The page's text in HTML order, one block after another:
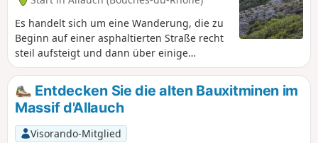
Es handelt sich um eine Wanderung, die zu
Beginn auf einer asphaltierten Straße recht
steil aufsteigt und dann über einige
Kilometer hinweg ziemlich steil weiterführt.
Anschließend folgt ein sanfter Abstieg mit
einigen etwas komplizierten, aber nicht allzu
schwierigen Passagen über Felsen. Der Weg
führt über angenehme Hochebenen mit
Entdecken Sie die alten Bauxitminen im
Massif d'Allauch
Visorando-Mitglied